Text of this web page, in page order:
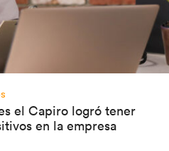
el Capiro logró tener
en la empresa